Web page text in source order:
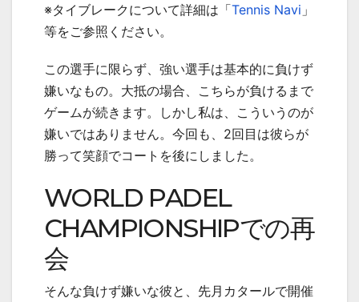
※タイブレークについて詳細は「Tennis Navi 」
等をご参照ください。
この選手に限らず、強い選手は基本的に負けず
嫌いなもの。大抵の場合、こちらが負けるまで
ゲームが続きます。しかし私は、こういうのが
嫌いではありません。今回も、2回目は彼らが
勝って笑顔でコートを後にしました。
WORLD PADEL
CHAMPIONSHIPでの再
会
そんな負けず嫌いな彼と、先月カタールで開催